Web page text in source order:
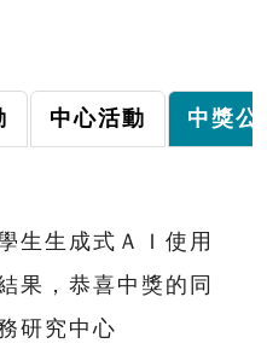
中心活動 中獎公
生生成式ＡＩ使用
果，恭喜中獎的同
研究中心